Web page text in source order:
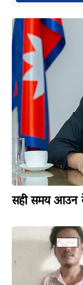
सही समय आउन